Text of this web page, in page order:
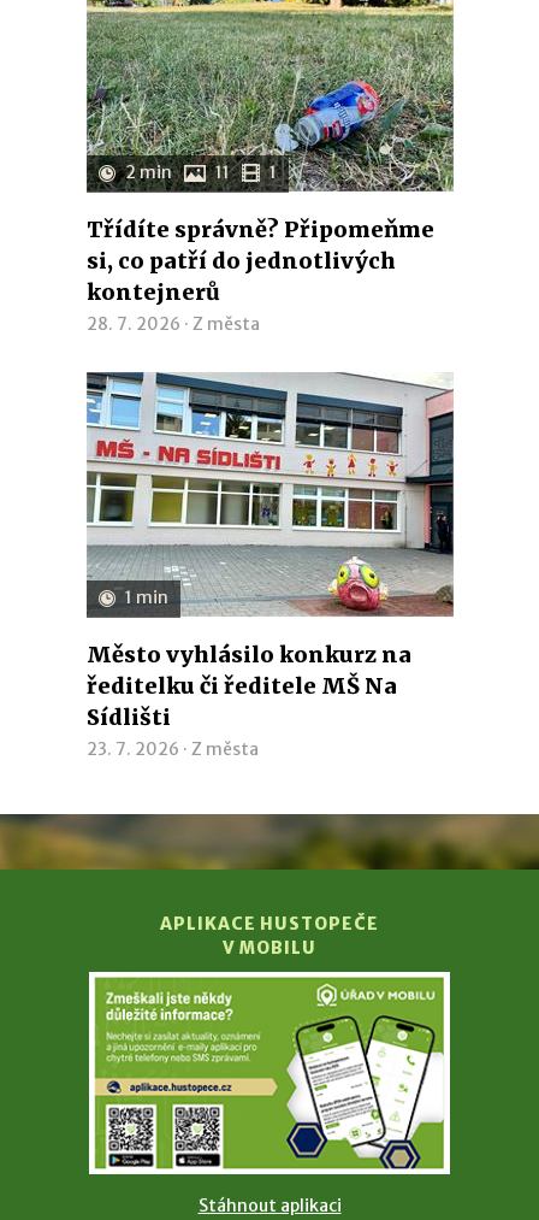
2 min 11 1
Třídíte správně? Připomeňme
si, co patří do jednotlivých
kontejnerů
28. 7. 2026 · Z města
1 min
Město vyhlásilo konkurz na
ředitelku či ředitele MŠ Na
Sídlišti
23. 7. 2026 · Z města
APLIKACE HUSTOPEČE
V MOBILU
Stáhnout aplikaci